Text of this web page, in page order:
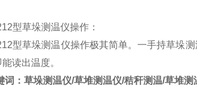
型草垛测温仪操作：
型草垛测温仪操作极其简单。一手持草垛
读出温度。
词：草垛测温仪/草堆测温仪/秸秆测温/草堆测